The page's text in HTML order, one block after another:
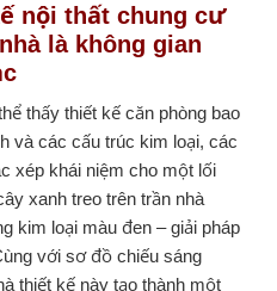
nội thất chung cư
là không gian
thấy thiết kế căn phòng bao
và các cấu trúc kim loại, các
xép khái niệm cho một lối
xanh treo trên trần nhà
kim loại màu đen – giải pháp
với sơ đồ chiếu sáng
thiết kế này tạo thành một